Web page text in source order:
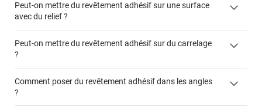
colle
Peut-on mettre du revêtement adhésif sur une surface
avec du relief ?
Peut-on mettre du revêtement adhésif sur du carrelage
?
Comment poser du revêtement adhésif dans les angles
?